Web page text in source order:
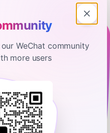
快5-10倍,CIO们正
减成本和提升效
是基础模型赛
Opus 4.5和
有优势。
WeChat community
more users